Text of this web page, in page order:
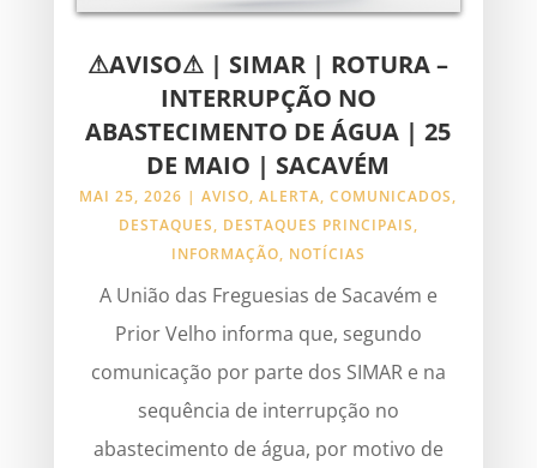
⚠AVISO⚠ | SIMAR | ROTURA –
INTERRUPÇÃO NO
ABASTECIMENTO DE ÁGUA | 25
DE MAIO | SACAVÉM
MAI 25, 2026 |AVISO,ALERTA,COMUNICADOS,
DESTAQUES, DESTAQUES PRINCIPAIS,
INFORMAÇÃO, NOTÍCIAS
A União das Freguesias de Sacavém e
Prior Velho informa que, segundo
comunicação por parte dos SIMAR e na
sequência de interrupção no
abastecimento de água, por motivo de